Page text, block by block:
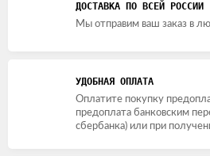
ДОСТАВКА ПО ВСЕЙ РОССИИ
Мы отправим ваш заказ в
УДОБНАЯ ОПЛАТА
Оплатите покупку
предоплата банковским
сбербанка) или при